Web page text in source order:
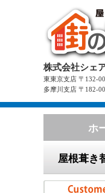
株式会社シェ
東東京支店 〒132-
多摩川支店 〒182-
ホ
屋根葺き